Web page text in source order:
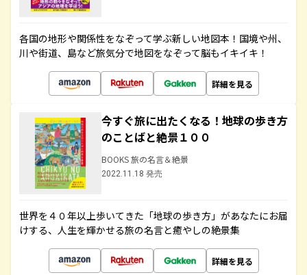
各国の地形や関係性をなぞって学ぶ新しい地図本！国境や州、
川や街道、島など旅気分で地図をなぞって脳もイキイキ！
詳細を見る
今すぐ旅に出たくなる！地球の歩き方
のことばと絶景１００
BOOKS 旅の名言＆絶景
2022.11.18 発売
世界を４０年以上歩いてきた「地球の歩き方」があなたにお届
けする、人生を輝かせる旅の名言と癒やしの絶景集
詳細を見る